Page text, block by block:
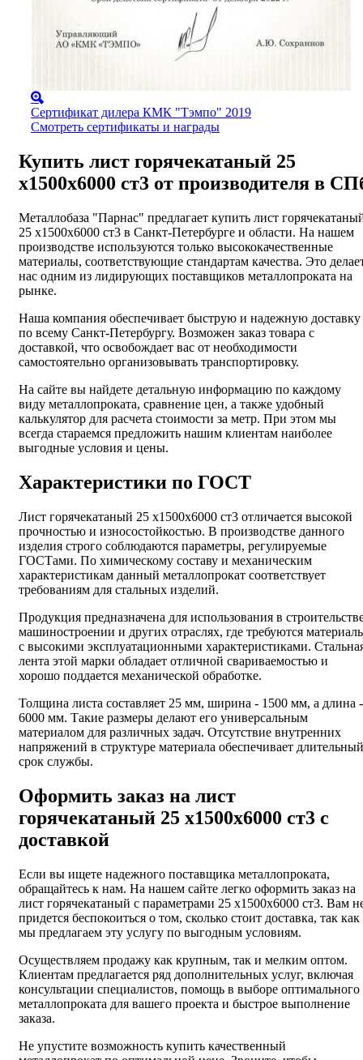
Сертификат дилера КМК "Тэмпо" 2019
Смотреть сертификаты и награды
Купить лист горячекатаный 25
х1500х6000 ст3 от производителя в
Металлобаза "Парнас" предлагает купить лист
25 х1500х6000 ст3 в Санкт-Петербурге и области. На нашем
производстве используются только высококачественные
материалы, соответствующие стандартам качества. Это
нас одним из лидирующих поставщиков металлопроката на
рынке.
Наша компания обеспечивает быструю и надежную доставку
по всему Санкт-Петербургу. Возможен заказ товара с
доставкой, что освобождает вас от необходимости
самостоятельно организовывать транспортировку.
На сайте вы найдете детальную информацию по каждому
виду металлопроката, сравнение цен, а также удобный
калькулятор для расчета стоимости за метр. При этом мы
всегда стараемся предложить нашим клиентам наиболее
выгодные условия и цены.
Характеристики по ГОСТ
Лист горячекатаный 25 х1500х6000 ст3 отличается высокой
прочностью и износостойкостью. В производстве данного
изделия строго соблюдаются параметры, регулируемые
ГОСТами. По химическому составу и механическим
характеристикам данный металлопрокат соответствует
требованиям для стальных изделий.
Продукция предназначена для использования в
машиностроении и других отраслях, где требуются
с высокими эксплуатационными характеристиками.
лента этой марки обладает отличной свариваемостью и
хорошо поддается механической обработке.
Толщина листа составляет 25 мм, ширина - 1500 мм, а длина -
6000 мм. Такие размеры делают его универсальным
материалом для различных задач. Отсутствие внутренних
напряжений в структуре материала обеспечивает длительный
срок службы.
Оформить заказ на лист
горячекатаный 25 х1500х6000 ст3 с
доставкой
Если вы ищете надежного поставщика металлопроката,
обращайтесь к нам. На нашем сайте легко оформить заказ на
лист горячекатаный с параметрами 25 х1500х6000 ст3. Вам
придется беспокоиться о том, сколько стоит доставка, так как
мы предлагаем эту услугу по выгодным условиям.
Осуществляем продажу как крупным, так и мелким оптом.
Клиентам предлагается ряд дополнительных услуг, включая
консультации специалистов, помощь в выборе оптимального
металлопроката для вашего проекта и быстрое выполнение
заказа.
Не упустите возможность купить качественный